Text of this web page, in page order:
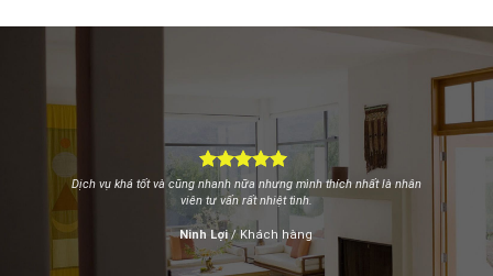
Lúc đầu khi mình tìm trên mạng nên cảm thấy không an tâm
nhưng khi lắp đặt xong cảm thấy rất thích đơn vị này vì sản phẩm
kính thi công rất đẹp mà giá lại rẻ nữa. Cám ơn rất nhiều!
Nguyễn Trâm /Khách hàng